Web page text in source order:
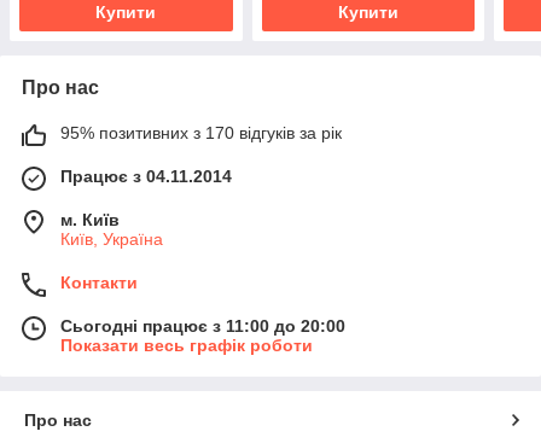
Купити Купити
Про нас
95% позитивних з 170 відгуків за рік
Працює з 04.11.2014
м. Київ
Київ, Україна
Контакти
Сьогодні працює з 11:00 до 20:00
Показати весь графік роботи
Про нас